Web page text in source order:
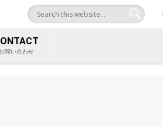
イト 中村工業株
お問い合わせ